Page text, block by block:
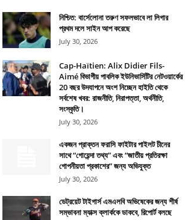
নিশ্চিত: বার্সেলোনা তরুণ সফলভাবে লা লিগার
প্রথম দলে সাইন আপ করেছে
July 30, 2026
Cap-Haïtien: Alix Didier Fils-
Aimé বিভাগীয় পাবলিক ইউনিভার্সিটির নেটওয়ার্কের
20 বছর উদযাপনে অংশ নিচ্ছেন হাইতি থেকে
সর্বশেষ খবর: রাজনীতি, নিরাপত্তা, অর্থনীতি,
সংস্কৃতি।
July 30, 2026
একজন প্রাক্তন ফরাসি ফাইটার পাইলট চীনের
সাথে “গোয়েন্দা তথ্য” এবং “জাতীয় প্রতিরক্ষা
গোপনীয়তা প্রকাশের” জন্য অভিযুক্ত
July 30, 2026
ডেট্রয়েট টাইগার্স এমএলবি অভিষেকের জন্য শীর্ষ
সম্ভাবনা ম্যাক্স ক্লার্ককে ডাকবে, রিপোর্ট বলছে